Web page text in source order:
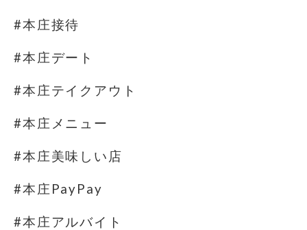
#本庄接待
#本庄デート
#本庄テイクアウト
#本庄メニュー
#本庄美味しい店
#本庄PayPay
#本庄アルバイト